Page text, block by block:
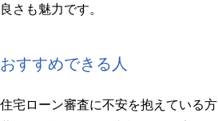
良さも魅力です。
おすすめできる人
住宅ローン審査に不安を抱えている方